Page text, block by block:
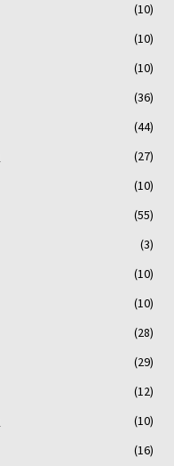
(10)
(10)
(10)
(36)
(44)
(27)
(10)
(55)
(3)
(10)
(10)
(28)
(29)
(12)
(10)
(16)